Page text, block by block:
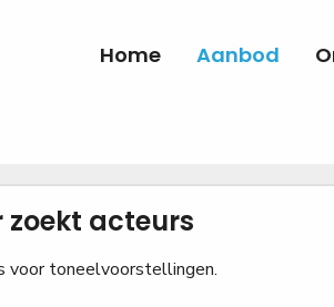
Home Aanbod
acteurs
voor toneelvoorstellingen.